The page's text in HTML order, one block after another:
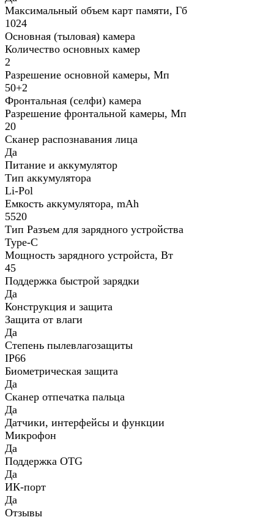
Максимальный объем карт памяти, Гб
1024
Основная (тыловая) камера
Количество основных камер
2
Разрешение основной камеры, Мп
50+2
Фронтальная (селфи) камера
Разрешение фронтальной камеры, Мп
20
Сканер распознавания лица
Да
Питание и аккумулятор
Тип аккумулятора
Li-Pol
Емкость аккумулятора, mAh
5520
Тип Разъем для зарядного устройства
Type-C
Мощность зарядного устройста, Вт
45
Поддержка быстрой зарядки
Да
Конструкция и защита
Защита от влаги
Да
Степень пылевлагозащиты
IP66
Биометрическая защита
Да
Сканер отпечатка пальца
Да
Датчики, интерфейсы и функции
Микрофон
Да
Поддержка OTG
Да
ИК-порт
Да
Отзывы